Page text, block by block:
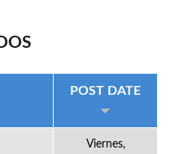
POST DATE
Viernes,